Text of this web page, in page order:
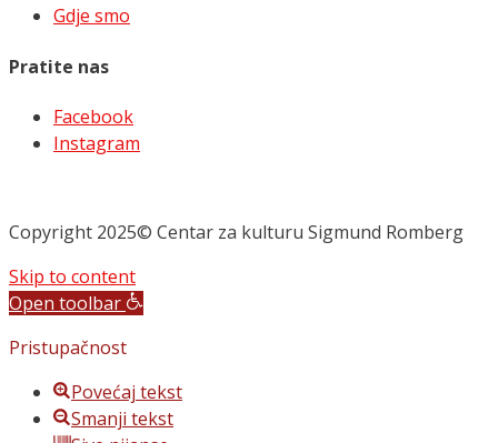
Gdje smo
Pratite nas
Facebook
Instagram
Copyright 2025© Centar za kulturu Sigmund Romberg
Skip to content
Open toolbar
Pristupačnost
Povećaj tekst
Smanji tekst